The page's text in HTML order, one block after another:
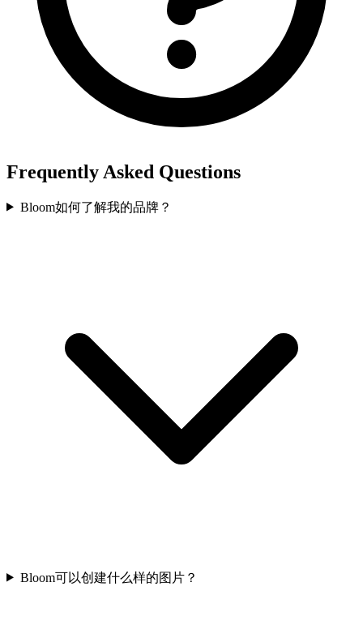
Frequently Asked Questions
Bloom如何了解我的品牌？
Bloom可以创建什么样的图片？